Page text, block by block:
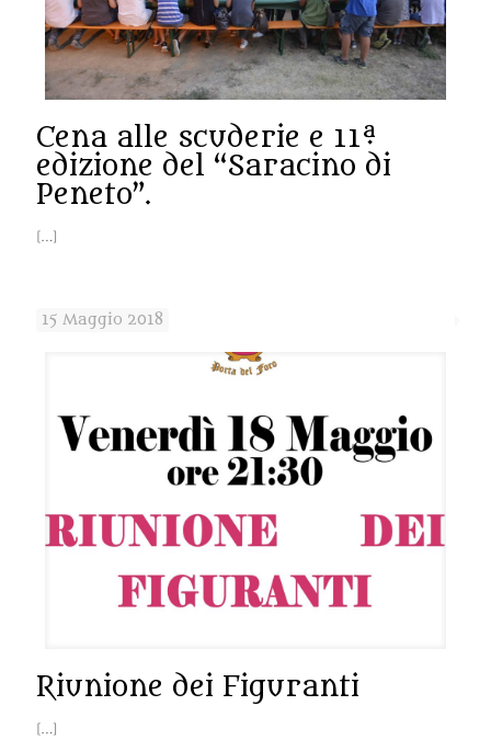
Cena alle scuderie e 11ª
edizione del “Saracino di
Peneto”.
[…]
15 Maggio 2018
Riunione dei Figuranti
[…]